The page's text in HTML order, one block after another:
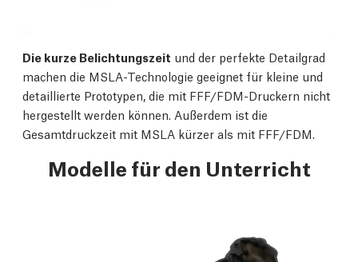
Die kurze Belichtungszeit und der perfekte Detailgrad
machen die MSLA-Technologie geeignet für kleine und
detaillierte Prototypen, die mit FFF/FDM-Druckern nicht
hergestellt werden können. Außerdem ist die
Gesamtdruckzeit mit MSLA kürzer als mit FFF/FDM.
Modelle für den Unterricht